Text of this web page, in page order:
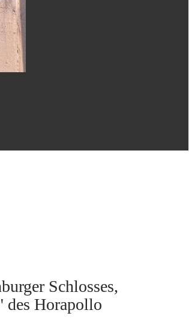
Schlosses,
des Horapollo